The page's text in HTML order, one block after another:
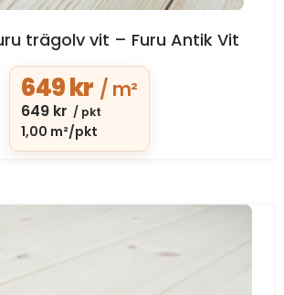
trägolv vit – Furu Antik Vit
649kr / m²
649 kr / pkt
1,00 m²/pkt